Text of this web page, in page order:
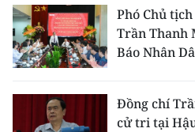
Bắc Trung Bộ
Duyên hải Nam Trung Bộ và
Đông Nam Bộ
Phó Chủ
Trần Thanh
Báo Nhân
Đồng chí
cử tri tại